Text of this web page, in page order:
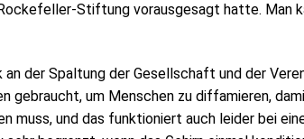
Stiftung vorausgesagt hatte. Man
der Spaltung der Gesellschaft und der
gebraucht, um Menschen zu diffamieren,
muss, und das funktioniert auch leider bei